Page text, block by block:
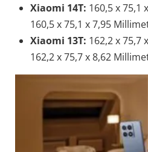
Xiaomi 14T: 160,5 x 75,1
160,5 x 75,1 x 7,95
Xiaomi 13T: 162,2 x 75,7
162,2 x 75,7 x 8,62